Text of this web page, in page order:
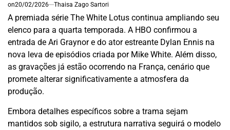
on20/02/2026 Thaisa Zago Sartori
A premiada série The White Lotus continua ampliando seu
elenco para a quarta temporada. A HBO confirmou a
entrada de Ari Graynor e do ator estreante Dylan Ennis na
nova leva de episódios criada por Mike White. Além disso,
as gravações já estão ocorrendo na França, cenário que
promete alterar significativamente a atmosfera da
produção.
Embora detalhes específicos sobre a trama sejam
mantidos sob sigilo, a estrutura narrativa seguirá o modelo